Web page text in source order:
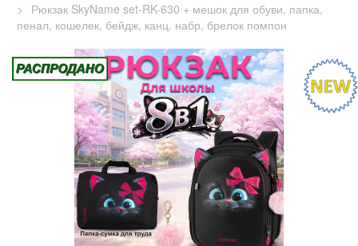
Рюкзак SkyName set-RK-630 + мешок для обуви, папка,
пенал, кошелек, бейдж, канц. набр, брелок помпон